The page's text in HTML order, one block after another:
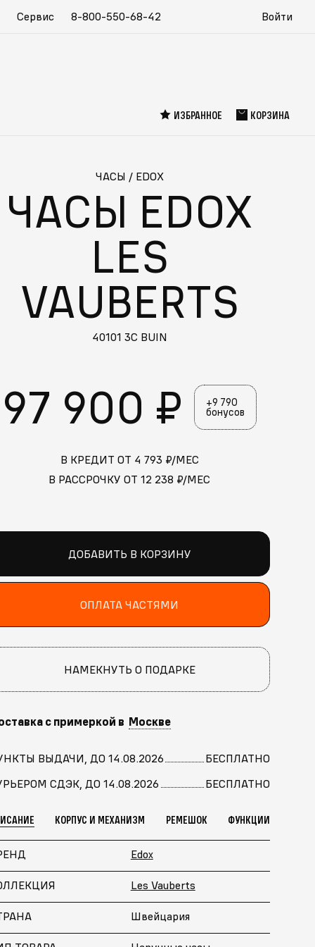
Сервис 8-800-550-68-42 Войти
ИЗБРАННОЕ КОРЗИНА
ЧАСЫ / EDOX
ЧАСЫ EDOX
LES
VAUBERTS
40101 3C BUIN
97 900 ₽ +9 790
бонусов
В КРЕДИТ ОТ 4 793 ₽/МЕС
В РАССРОЧКУ ОТ 12 238 ₽/МЕС
ДОБАВИТЬ В КОРЗИНУ
ОПЛАТА ЧАСТЯМИ
НАМЕКНУТЬ О ПОДАРКЕ
с примеркой в Москве
ВЫДАЧИ, ДО 14.08.2026
БЕСПЛАТНО
СДЭК, ДО 14.08.2026
БЕСПЛАТНО
КОРПУС И МЕХАНИЗМ РЕМЕШОК ФУНКЦИИ
Edox
Les Vauberts
Швейцария